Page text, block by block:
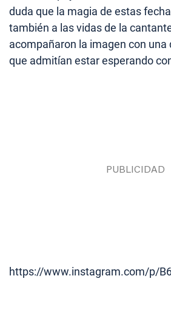
duda que la magia de estas
también a las vidas de la
acompañaron la imagen con una
que admitían estar esperando
https://www.instagram.com/p/